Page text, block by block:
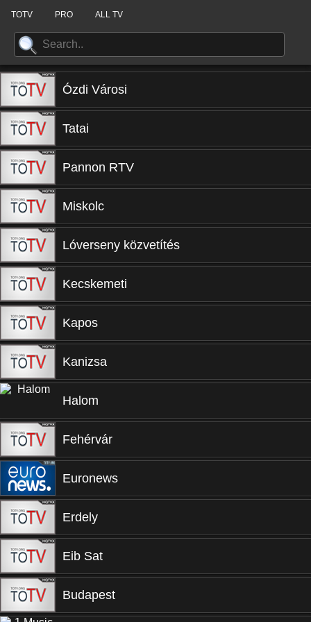
TOTV PRO ALL TV
Ózdi Városi
Tatai
Pannon RTV
Miskolc
Lóverseny közvetítés
Kecskemeti
Kapos
Kanizsa
Halom
Fehérvár
Euronews
Erdely
Eib Sat
Budapest